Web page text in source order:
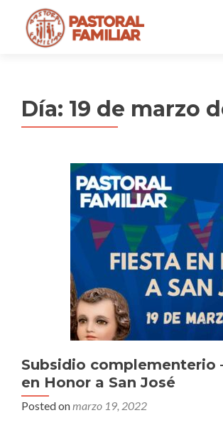
Día: 19 de marzo
Subsidio complementerio
en Honor a San José
Posted onmarzo 19, 2022